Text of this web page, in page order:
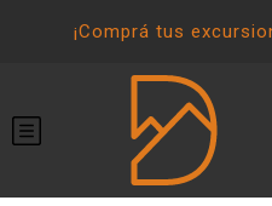
¡Comprá tus